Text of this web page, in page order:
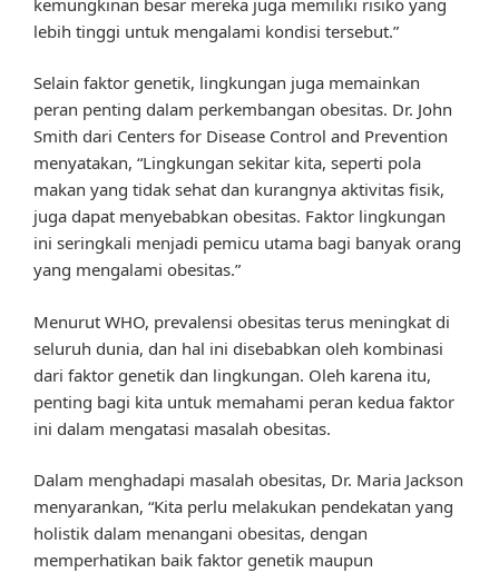
lebih tinggi untuk mengalami kondisi tersebut.”
Selain faktor genetik, lingkungan juga memainkan
peran penting dalam perkembangan obesitas. Dr. John
Smith dari Centers for Disease Control and Prevention
menyatakan, “Lingkungan sekitar kita, seperti pola
makan yang tidak sehat dan kurangnya aktivitas fisik,
juga dapat menyebabkan obesitas. Faktor lingkungan
ini seringkali menjadi pemicu utama bagi banyak orang
yang mengalami obesitas.”
Menurut WHO, prevalensi obesitas terus meningkat di
seluruh dunia, dan hal ini disebabkan oleh kombinasi
dari faktor genetik dan lingkungan. Oleh karena itu,
penting bagi kita untuk memahami peran kedua faktor
ini dalam mengatasi masalah obesitas.
Dalam menghadapi masalah obesitas, Dr. Maria Jackson
menyarankan, “Kita perlu melakukan pendekatan yang
holistik dalam menangani obesitas, dengan
memperhatikan baik faktor genetik maupun